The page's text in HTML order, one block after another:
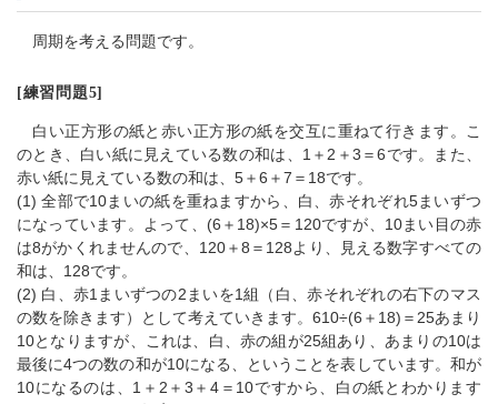
周期を考える問題です。
[練習問題5]
白い正方形の紙と赤い正方形の紙を交互に重ねて行きます。こ
のとき、白い紙に見えている数の和は、1＋2＋3＝6です。また、
赤い紙に見えている数の和は、5＋6＋7＝18です。
(1) 全部で10まいの紙を重ねますから、白、赤それぞれ5まいずつ
になっています。よって、(6＋18)×5＝120ですが、10まい目の赤
は8がかくれませんので、120＋8＝128より、見える数字すべての
和は、128です。
(2) 白、赤1まいずつの2まいを1組（白、赤それぞれの右下のマス
の数を除きます）として考えていきます。610÷(6＋18)＝25あまり
10となりますが、これは、白、赤の組が25組あり、あまりの10は
最後に4つの数の和が10になる、ということを表しています。和が
10になるのは、1＋2＋3＋4＝10ですから、白の紙とわかります